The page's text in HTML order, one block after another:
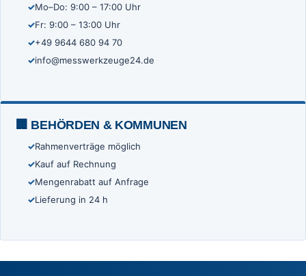
Mo–Do: 9:00 – 17:00 Uhr
Fr: 9:00 – 13:00 Uhr
+49 9644 680 94 70
info@messwerkzeuge24.de
🏢 BEHÖRDEN & KOMMUNEN
Rahmenverträge möglich
Kauf auf Rechnung
Mengenrabatt auf Anfrage
Lieferung in 24 h